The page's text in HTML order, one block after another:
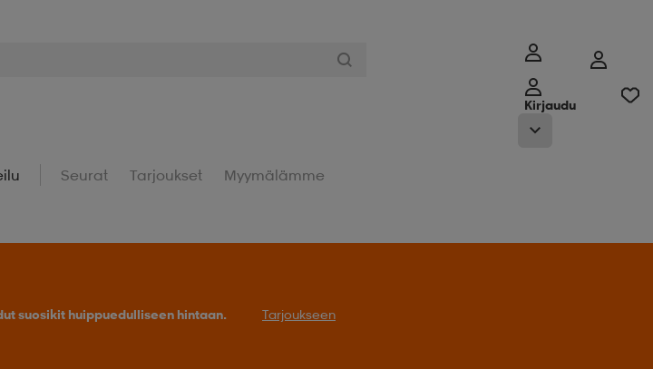
Kirjaudu
Seurat Tarjoukset Myymälämme
suosikit huippuedulliseen hintaan. Tarjoukseen